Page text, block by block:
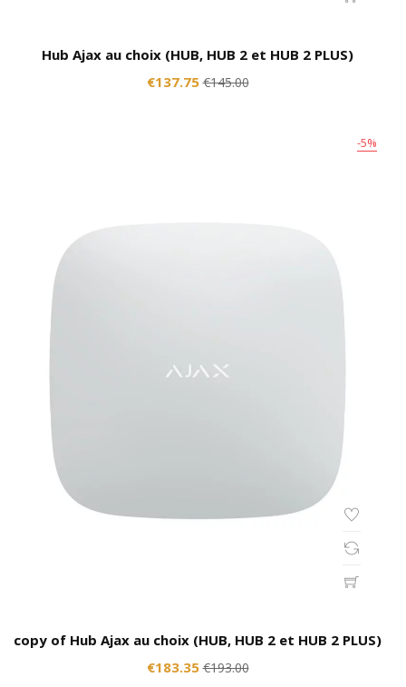
Hub Ajax au choix (HUB, HUB 2 et HUB 2 PLUS)
€137.75 €145.00
-5%
copy of Hub Ajax au choix (HUB, HUB 2 et HUB 2 PLUS)
€183.35 €193.00